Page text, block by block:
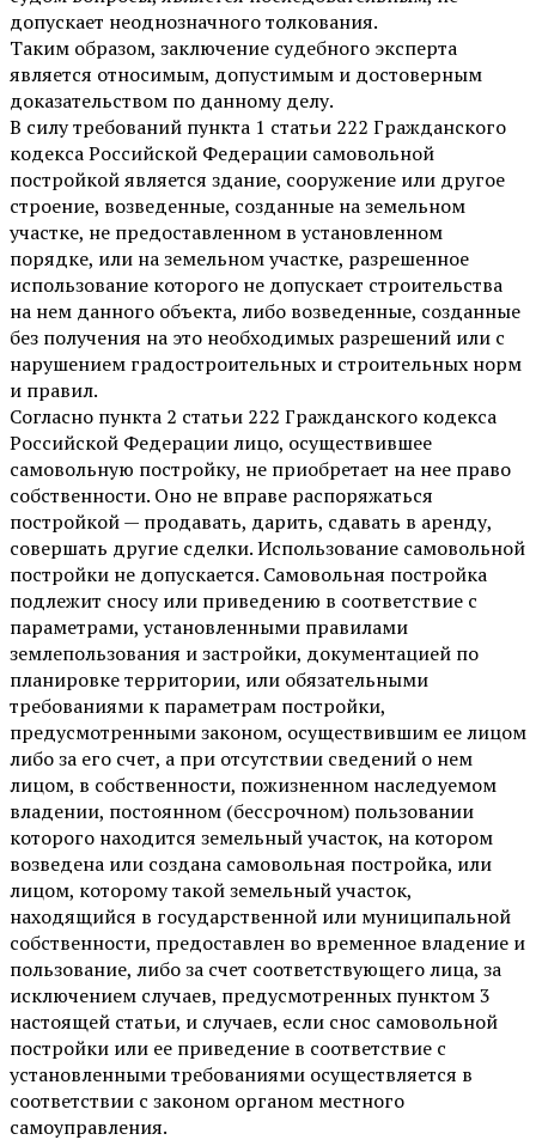
допускает неоднозначного толкования.
Таким образом, заключение судебного эксперта
является относимым, допустимым и достоверным
доказательством по данному делу.
В силу требований пункта 1 статьи 222 Гражданского
кодекса Российской Федерации самовольной
постройкой является здание, сооружение или другое
строение, возведенные, созданные на земельном
участке, не предоставленном в установленном
порядке, или на земельном участке, разрешенное
использование которого не допускает строительства
на нем данного объекта, либо возведенные, созданные
без получения на это необходимых разрешений или с
нарушением градостроительных и строительных норм
и правил.
Согласно пункта 2 статьи 222 Гражданского кодекса
Российской Федерации лицо, осуществившее
самовольную постройку, не приобретает на нее право
собственности. Оно не вправе распоряжаться
постройкой — продавать, дарить, сдавать в аренду,
совершать другие сделки. Использование самовольной
постройки не допускается. Самовольная постройка
подлежит сносу или приведению в соответствие с
параметрами, установленными правилами
землепользования и застройки, документацией по
планировке территории, или обязательными
требованиями к параметрам постройки,
предусмотренными законом, осуществившим ее лицом
либо за его счет, а при отсутствии сведений о нем
лицом, в собственности, пожизненном наследуемом
владении, постоянном (бессрочном) пользовании
которого находится земельный участок, на котором
возведена или создана самовольная постройка, или
лицом, которому такой земельный участок,
находящийся в государственной или муниципальной
собственности, предоставлен во временное владение и
пользование, либо за счет соответствующего лица, за
исключением случаев, предусмотренных пунктом 3
настоящей статьи, и случаев, если снос самовольной
постройки или ее приведение в соответствие с
установленными требованиями осуществляется в
соответствии с законом органом местного
самоуправления.